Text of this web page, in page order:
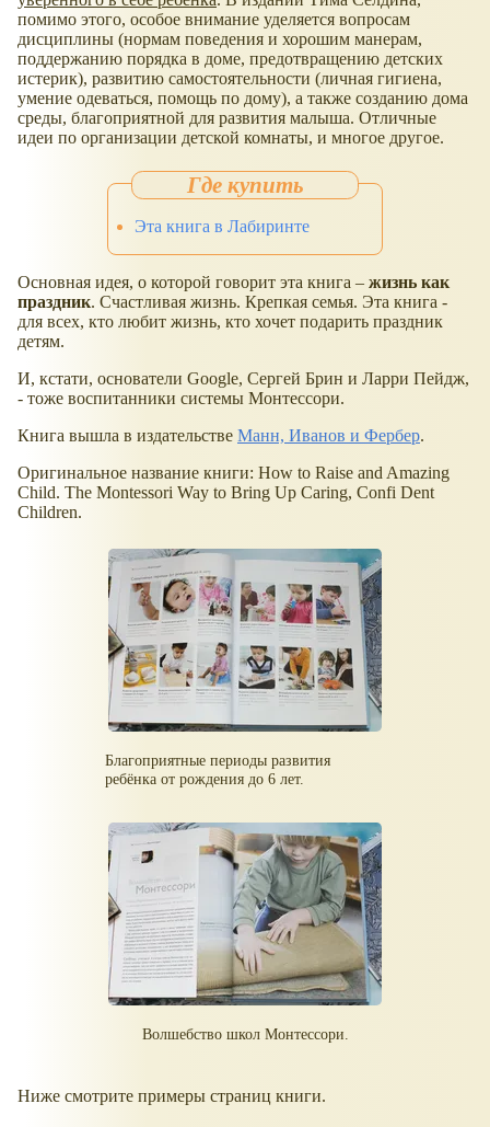
помимо этого, особое внимание уделяется вопросам
дисциплины (нормам поведения и хорошим манерам,
поддержанию порядка в доме, предотвращению детских
истерик), развитию самостоятельности (личная гигиена,
умение одеваться, помощь по дому), а также созданию дома
среды, благоприятной для развития малыша. Отличные
идеи по организации детской комнаты, и многое другое.
Эта книга в Лабиринте
Основная идея, о которой говорит эта книга – жизнь как
праздник. Счастливая жизнь. Крепкая семья. Эта книга -
для всех, кто любит жизнь, кто хочет подарить праздник
детям.
И, кстати, основатели Google, Сергей Брин и Ларри Пейдж,
- тоже воспитанники системы Монтессори.
Книга вышла в издательстве Манн, Иванов и Фербер.
Оригинальное название книги: How to Raise and Amazing
Child. The Montessori Way to Bring Up Caring, Confi Dent
Children.
Благоприятные периоды развития
ребёнка от рождения до 6 лет.
Волшебство школ Монтессори.
Ниже смотрите примеры страниц книги.